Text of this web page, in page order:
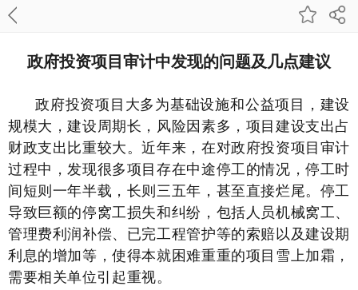
政府投资项目审计中发现的问题及几点建议
政府投资项目大多为基础设施和公益项目，建设
规模大，建设周期长，风险因素多，项目建设支出占
财政支出比重较大。近年来，在对政府投资项目审计
过程中，发现很多项目存在中途停工的情况，停工时
间短则一年半载，长则三五年，甚至直接烂尾。停工
导致巨额的停窝工损失和纠纷，包括人员机械窝工、
管理费利润补偿、已完工程管护等的索赔以及建设期
利息的增加等，使得本就困难重重的项目雪上加霜，
需要相关单位引起重视。